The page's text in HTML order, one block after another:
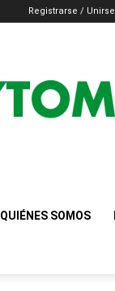
Registrarse / Unirse
QUIÉNES SOMOS